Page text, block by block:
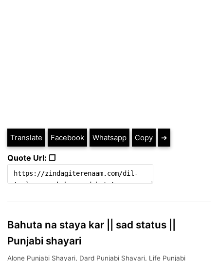
Translate Facebook Whatsapp Copy ➔
Quote Url: ❐
Bahuta na staya kar || sad status ||
Punjabi shayari
Alone Punjabi Shayari, Dard Punjabi Shayari, Life Punjabi